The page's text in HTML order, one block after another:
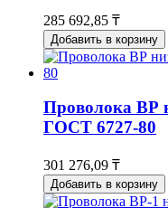
285 692,85 ₸
Добавить в корзину
Проволока ВР
ГОСТ 6727-80
301 276,09 ₸
Добавить в корзину